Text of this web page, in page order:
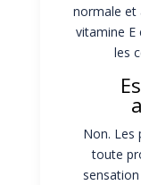
normale et
vitamine
les
Non. Les
toute